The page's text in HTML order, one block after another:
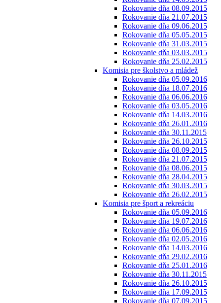
Rokovanie dňa 08.09.2015
Rokovanie dňa 21.07.2015
Rokovanie dňa 09.06.2015
Rokovanie dňa 05.05.2015
Rokovanie dňa 31.03.2015
Rokovanie dňa 03.03.2015
Rokovanie dňa 25.02.2015
Komisia pre školstvo a mládež
Rokovanie dňa 05.09.2016
Rokovanie dňa 18.07.2016
Rokovanie dňa 06.06.2016
Rokovanie dňa 03.05.2016
Rokovanie dňa 14.03.2016
Rokovanie dňa 26.01.2016
Rokovanie dňa 30.11.2015
Rokovanie dňa 26.10.2015
Rokovanie dňa 08.09.2015
Rokovanie dňa 21.07.2015
Rokovanie dňa 08.06.2015
Rokovanie dňa 28.04.2015
Rokovanie dňa 30.03.2015
Rokovanie dňa 26.02.2015
Komisia pre šport a rekreáciu
Rokovanie dňa 05.09.2016
Rokovanie dňa 19.07.2016
Rokovanie dňa 06.06.2016
Rokovanie dňa 02.05.2016
Rokovanie dňa 14.03.2016
Rokovanie dňa 29.02.2016
Rokovanie dňa 25.01.2016
Rokovanie dňa 30.11.2015
Rokovanie dňa 26.10.2015
Rokovanie dňa 17.09.2015
Rokovanie dňa 07.09.2015